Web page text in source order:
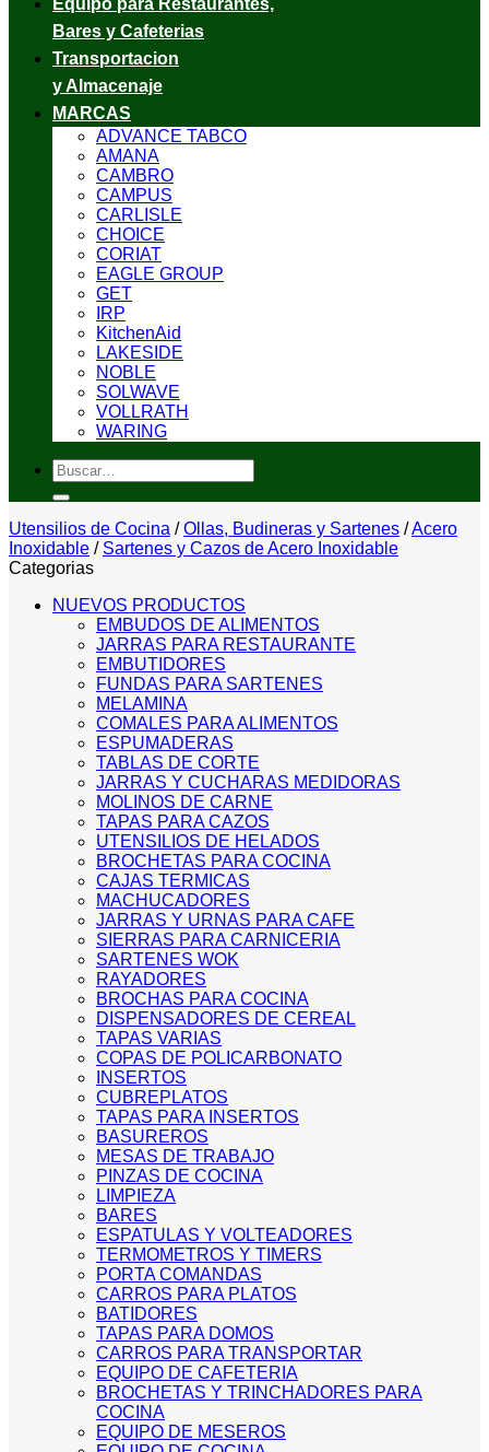
Equipo para Restaurantes,
Bares y Cafeterias
Transportacion
y Almacenaje
MARCAS
ADVANCE TABCO
AMANA
CAMBRO
CAMPUS
CARLISLE
CHOICE
CORIAT
EAGLE GROUP
GET
IRP
KitchenAid
LAKESIDE
NOBLE
SOLWAVE
VOLLRATH
WARING
Buscar
por:
Utensilios de Cocina / Ollas, Budineras y Sartenes /Acero
Inoxidable / Sartenes y Cazos de Acero Inoxidable
Categorias
NUEVOS PRODUCTOS
EMBUDOS DE ALIMENTOS
JARRAS PARA RESTAURANTE
EMBUTIDORES
FUNDAS PARA SARTENES
MELAMINA
COMALES PARA ALIMENTOS
ESPUMADERAS
TABLAS DE CORTE
JARRAS Y CUCHARAS MEDIDORAS
MOLINOS DE CARNE
TAPAS PARA CAZOS
UTENSILIOS DE HELADOS
BROCHETAS PARA COCINA
CAJAS TERMICAS
MACHUCADORES
JARRAS Y URNAS PARA CAFE
SIERRAS PARA CARNICERIA
SARTENES WOK
RAYADORES
BROCHAS PARA COCINA
DISPENSADORES DE CEREAL
TAPAS VARIAS
COPAS DE POLICARBONATO
INSERTOS
CUBREPLATOS
TAPAS PARA INSERTOS
BASUREROS
MESAS DE TRABAJO
PINZAS DE COCINA
LIMPIEZA
BARES
ESPATULAS Y VOLTEADORES
TERMOMETROS Y TIMERS
PORTA COMANDAS
CARROS PARA PLATOS
BATIDORES
TAPAS PARA DOMOS
CARROS PARA TRANSPORTAR
EQUIPO DE CAFETERIA
BROCHETAS Y TRINCHADORES PARA
COCINA
EQUIPO DE MESEROS